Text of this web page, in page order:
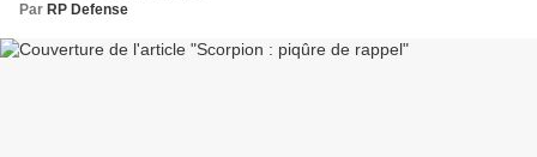
Par RP Defense